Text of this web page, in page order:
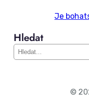
Je
Hledat
©